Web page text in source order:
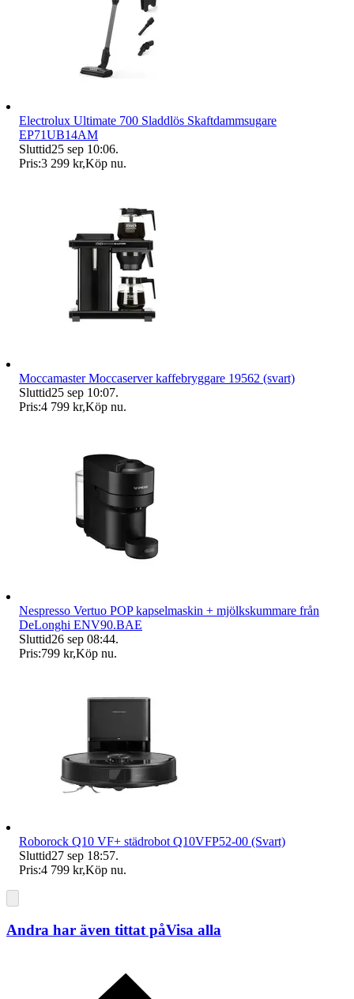
Electrolux Ultimate 700 Sladdlös Skaftdammsugare
EP71UB14AM
Sluttid25 sep 10:06.
Pris:3 299 kr,Köp nu.
Moccamaster Moccaserver kaffebryggare 19562 (svart)
Sluttid25 sep 10:07.
Pris:4 799 kr,Köp nu.
Nespresso Vertuo POP kapselmaskin + mjölkskummare från
DeLonghi ENV90.BAE
Sluttid26 sep 08:44.
Pris:799 kr,Köp nu.
Roborock Q10 VF+ städrobot Q10VFP52-00 (Svart)
Sluttid27 sep 18:57.
Pris:4 799 kr,Köp nu.
Andra har även tittat påVisa alla